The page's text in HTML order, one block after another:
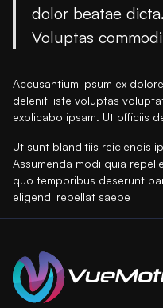
dolor beatae
Voluptas
Accusantium ipsum ex
deleniti iste voluptas
explicabo ipsam. Ut officiis
Ut sunt blanditiis reiciendis
Assumenda modi quia
quo temporibus deserunt
eligendi repellat saepe